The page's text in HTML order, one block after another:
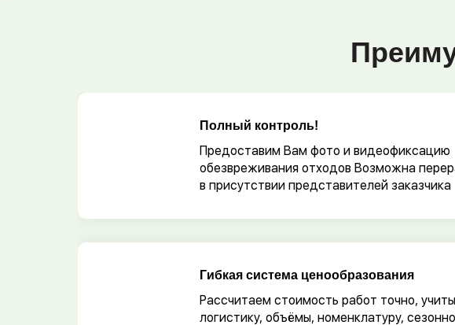
Полный контроль!
Предоставим Вам фото и видеофиксацию
обезвреживания отходов Возможна
в присутствии представителей заказчика
Гибкая система ценообразования
Рассчитаем стоимость работ точно,
логистику, объёмы, номенклатуру,